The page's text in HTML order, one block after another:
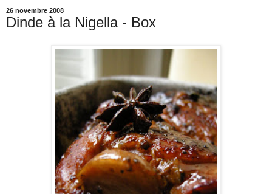
26 novembre 2008
Dinde à la Nigella - Box